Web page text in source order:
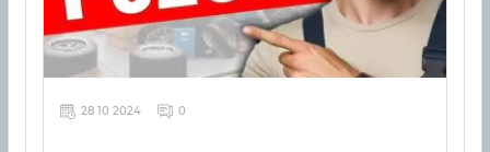
28 10 2024 0